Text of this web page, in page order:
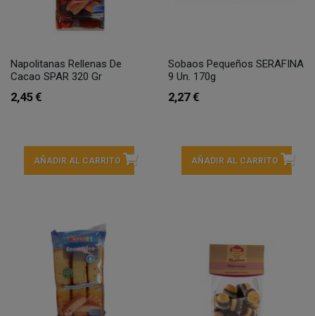
Napolitanas Rellenas De
Cacao SPAR 320 Gr
2,45 €
AÑADIR AL CARRITO
Sobaos Pequeños SERAFINA
9 Un. 170g
2,27 €
AÑADIR AL CARRITO